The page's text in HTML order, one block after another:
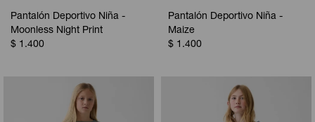
Pantalón Deportivo Niña -
Moonless Night Print
$ 1.400
Pantalón Deportivo Niña -
Maize
$ 1.400